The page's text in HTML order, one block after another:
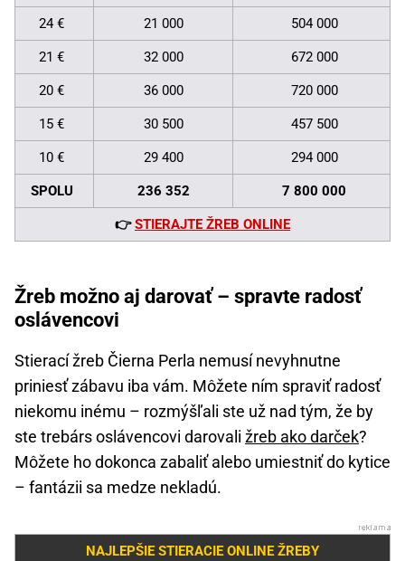
24 € 21 000 504 000
21 € 32 000 672 000
20 € 36 000 720 000
15 € 30 500 457 500
10 € 29 400 294 000
SPOLU 236 352 7 800 000
👉STIERAJTE ŽREB ONLINE
Žreb možno aj darovať – spravte radosť
oslávencovi
Stierací žreb Čierna Perla nemusí nevyhnutne
priniesť zábavu iba vám. Môžete ním spraviť radosť
niekomu inému – rozmýšľali ste už nad tým, že by
ste trebárs oslávencovi darovali žreb ako darček?
Môžete ho dokonca zabaliť alebo umiestniť do kytice
– fantázii sa medze nekladú.
NAJLEPŠIE STIERACIE ONLINE ŽREBY